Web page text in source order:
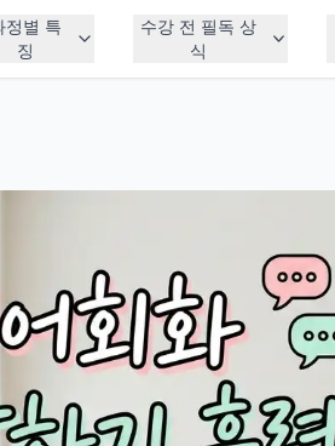
정별 특
징
수강 전 필독 상
식